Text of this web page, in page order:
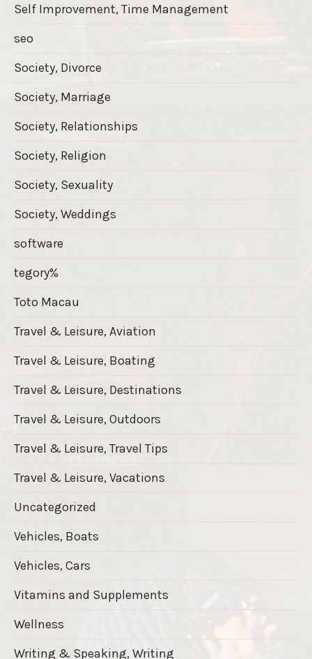
Self Improvement, Time Management
seo
Society, Divorce
Society, Marriage
Society, Relationships
Society, Religion
Society, Sexuality
Society, Weddings
software
tegory%
Toto Macau
Travel & Leisure, Aviation
Travel & Leisure, Boating
Travel & Leisure, Destinations
Travel & Leisure, Outdoors
Travel & Leisure, Travel Tips
Travel & Leisure, Vacations
Uncategorized
Vehicles, Boats
Vehicles, Cars
Vitamins and Supplements
Wellness
Writing & Speaking, Writing